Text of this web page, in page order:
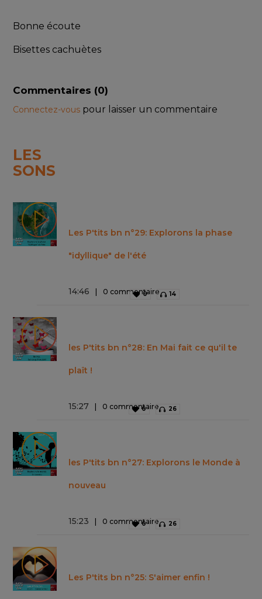
Bonne écoute
Bisettes cachuètes
Commentaires (0)
Connectez-vous pour laisser un commentaire
LES
SONS
Les P'tits bn n°29: Explorons la phase
"idyllique" de l'été
14:46 0 commentaire
0 14
les P'tits bn n°28: En Mai fait ce qu'il te
plaît !
15:27 0 commentaire
0 26
les P'tits bn n°27: Explorons le Monde à
nouveau
15:23 0 commentaire
0 26
Les P'tits bn n°25: S'aimer enfin !